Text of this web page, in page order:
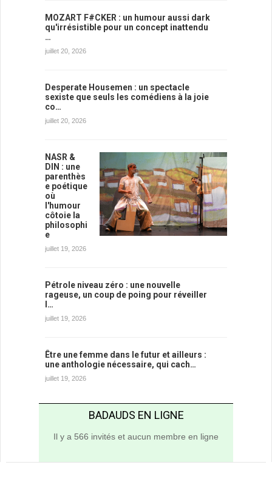
MOZART F#CKER : un humour aussi dark
qu'irrésistible pour un concept inattendu
…
juillet 20, 2026
Desperate Housemen : un spectacle
sexiste que seuls les comédiens à la joie
co…
juillet 20, 2026
NASR &
DIN : une
parenthès
e poétique
où
l'humour
côtoie la
philosophi
e
juillet 19, 2026
Pétrole niveau zéro : une nouvelle
rageuse, un coup de poing pour réveiller
l…
juillet 19, 2026
Être une femme dans le futur et ailleurs :
une anthologie nécessaire, qui cach…
juillet 19, 2026
BADAUDS EN LIGNE
Il y a 566 invités et aucun membre en ligne